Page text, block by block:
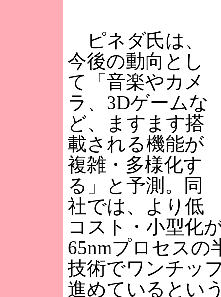
ピネダ氏は、
今後の動向とし
て「音楽やカメ
ラ、3Dゲームな
ど、ますます搭
載される機能が
複雑・多様化す
る」と予測。同
社では、より低
コスト・小型化
65nmプロセスの
技術でワンチッ
進めているとい